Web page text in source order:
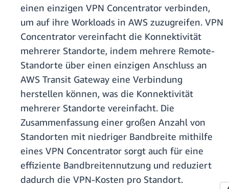
einen einzigen VPN Concentrator verbinden,
um auf ihre Workloads in AWS zuzugreifen. VPN
Concentrator vereinfacht die Konnektivität
mehrerer Standorte, indem mehrere Remote-
Standorte über einen einzigen Anschluss an
AWS Transit Gateway eine Verbindung
herstellen können, was die Konnektivität
mehrerer Standorte vereinfacht. Die
Zusammenfassung einer großen Anzahl von
Standorten mit niedriger Bandbreite mithilfe
eines VPN Concentrator sorgt auch für eine
effiziente Bandbreitennutzung und reduziert
dadurch die VPN-Kosten pro Standort.